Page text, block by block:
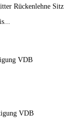
Rückenlehne Sitz
VDB
VDB